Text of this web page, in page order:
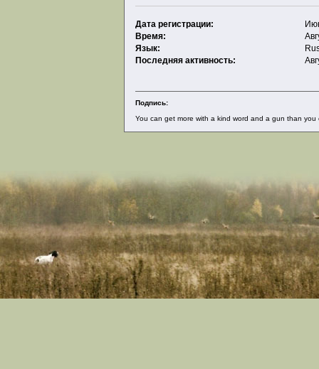
Дата регистрации:
Время:
Язык:
Последняя активность:
Подпись:
You can get more with a kind word and a gun than